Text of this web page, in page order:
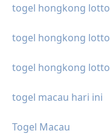
togel hongkong lotto
togel hongkong lotto
togel hongkong lotto
togel macau hari ini
Togel Macau